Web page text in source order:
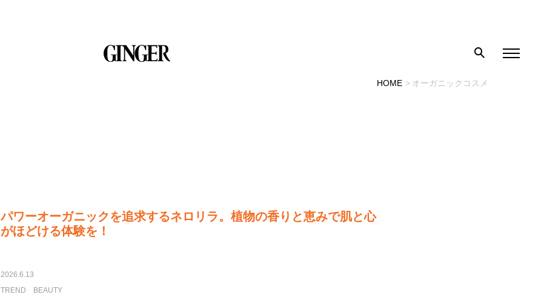
HOME オーガニックコスメ
パワーオーガニックを追求するネロリラ。植物の香りと恵みで肌と心
がほどける体験を！
2026.6.13
TREND
BEAUTY